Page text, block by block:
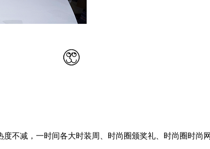
减，一时间各大时装周、时尚圈颁奖礼、时尚圈时尚